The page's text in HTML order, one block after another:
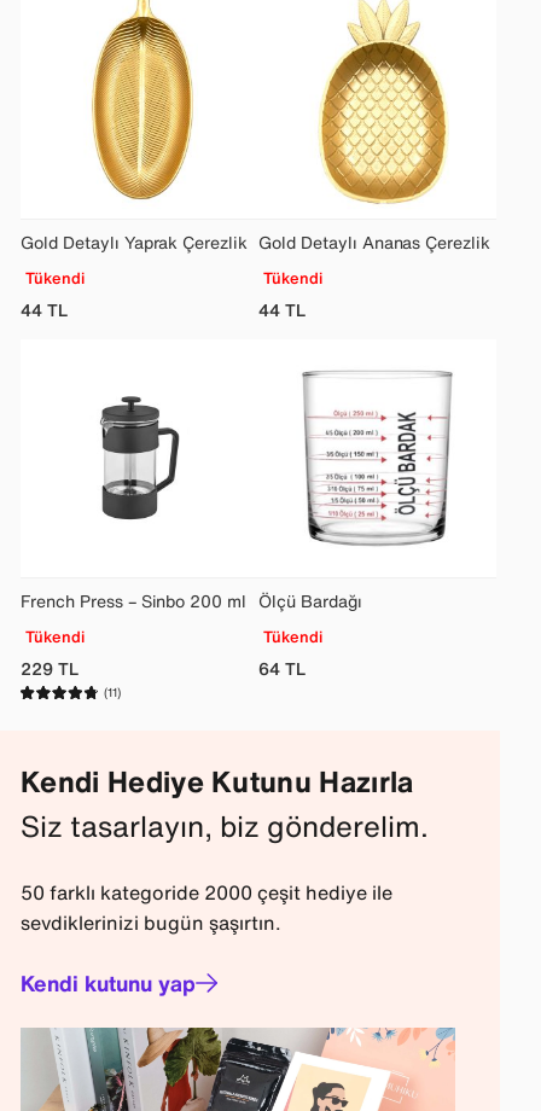
Gold Detaylı Yaprak Çerezlik
Tükendi
44TL
Gold Detaylı Ananas Çerezlik
Tükendi
44TL
French Press – Sinbo 200 ml
Tükendi
229TL
(11)
Ölçü Bardağı
Tükendi
64TL
Kendi Hediye Kutunu Hazırla
Siz tasarlayın, biz gönderelim.
50 farklı kategoride 2000 çeşit hediye ile
sevdiklerinizi bugün şaşırtın.
Kendi kutunu yap